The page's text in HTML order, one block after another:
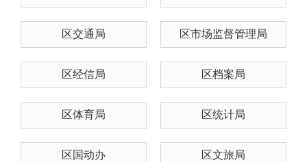
区交通局 区市场监督管理局
区经信局 区档案局
区体育局 区统计局
区国动办 区文旅局